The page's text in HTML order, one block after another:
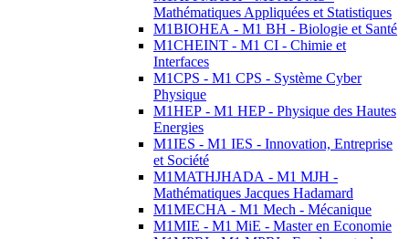
Mathématiques Appliquées et Statistiques
M1BIOHEA - M1 BH - Biologie et Santé
M1CHEINT - M1 CI - Chimie et
Interfaces
M1CPS - M1 CPS - Système Cyber
Physique
M1HEP - M1 HEP - Physique des Hautes
Energies
M1IES - M1 IES - Innovation, Entreprise
et Société
M1MATHJHADA - M1 MJH -
Mathématiques Jacques Hadamard
M1MECHA - M1 Mech - Mécanique
M1MIE - M1 MiE - Master en Economie